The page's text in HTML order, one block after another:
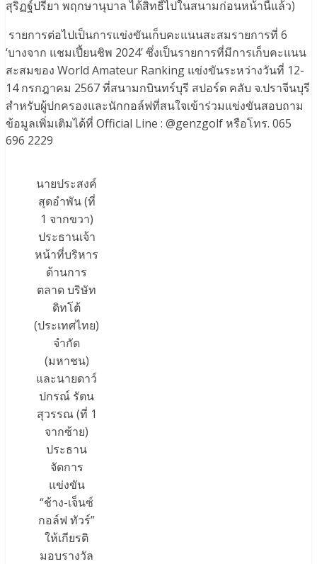
สุริฏฐ์ปรียา พฤกษานุบาล ได้สิทธิ์ไปในสนามก่อนหน้านี้แล้ว)
รายการต่อไปเป็นการแข่งขันเก็บคะแนนสะสมรายการที่ 6
‘บางจาก แชมเปี้ยนชิพ 2024’ ซึ่งเป็นรายการที่มีการเก็บคะแนน
สะสมของ World Amateur Ranking แข่งขันระหว่างวันที่ 12-
14 กรกฎาคม 2567 ที่สนามกบินทร์บุรี สปอร์ต คลับ จ.ปราจีนบุรี
สำหรับผู้ปกครองและนักกอล์ฟที่สนใจเข้าร่วมแข่งขันสอบถาม
ข้อมูลเพิ่มเติมได้ที่ Official Line : @genzgolf หรือโทร. 065
696 2229
นายประสงค์
สุดอำพัน (ที่
1 จากขวา)
ประธานเจ้า
หน้าที่บริหาร
ด้านการ
ตลาด บริษัท
ดิทโต้
(ประเทศไทย)
จำกัด
(มหาชน)
และนายดาว์
ปกรณ์ รัตน
สุวรรณ (ที่ 1
จากซ้าย)
ประธาน
จัดการ
แข่งขัน
“ช้าง-เจ็นซ์
กอล์ฟ ทัวร์”
ให้เกียรติ
มอบรางวัล